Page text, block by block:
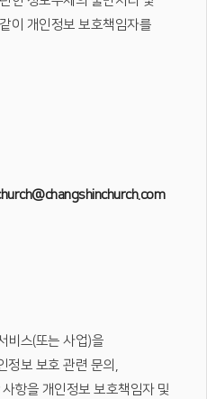
이 개인정보 보호책임자를
비스(또는 사업)을
보 보호 관련 문의,
항을 개인정보 보호책임자 및